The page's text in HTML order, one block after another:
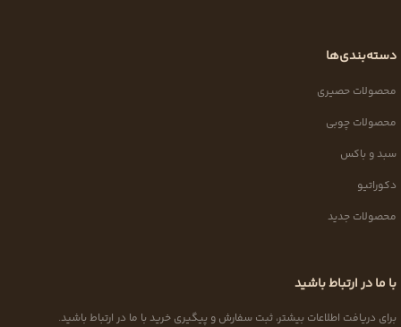
دسته‌بندی‌ها
محصولات حصیری
محصولات چوبی
سبد و باکس
دکوراتیو
محصولات جدید
با ما در ارتباط باشید
برای دریافت اطلاعات بیشتر، ثبت سفارش و پیگیری خرید با ما در ارتباط باشید.